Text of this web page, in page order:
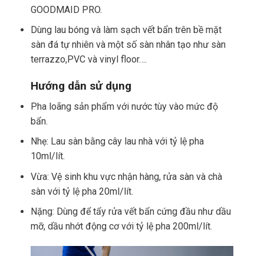
GOODMAID PRO.
Dùng lau bóng và làm sạch vết bẩn trên bề mặt
sàn đá tự nhiên và một số sàn nhân tạo như sàn
terrazzo,PVC và vinyl floor….
Hướng dẫn sử dụng
Pha loãng sản phẩm với nước tùy vào mức độ
bẩn.
Nhẹ: Lau sàn bằng cây lau nhà với tỷ lệ pha
10ml/lít.
Vừa: Vệ sinh khu vực nhận hàng, rửa sàn và chà
sàn với tỷ lệ pha 20ml/lít.
Nặng: Dùng để tẩy rửa vết bẩn cứng đầu như dầu
mỡ, dầu nhớt động cơ với tỷ lệ pha 200ml/lít.